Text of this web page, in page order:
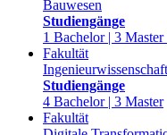
Bauwesen
Studiengänge
1 Bachelor | 3
Fakultät
Studiengänge
4 Bachelor | 3 Master
Fakultät